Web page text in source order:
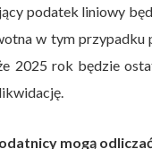
podatek liniowy
w tym
2025 rok będzie
mogą